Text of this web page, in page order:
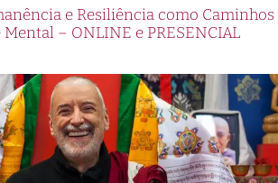
e Resiliência como Caminhos
Mental – ONLINE e PRESENCIAL